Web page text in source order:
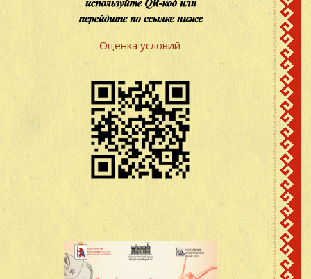
Оценка условий